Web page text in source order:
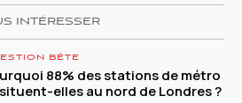
INTÉRESSER
BÊTE
88% des stations de métro
elles au nord de Londres ?